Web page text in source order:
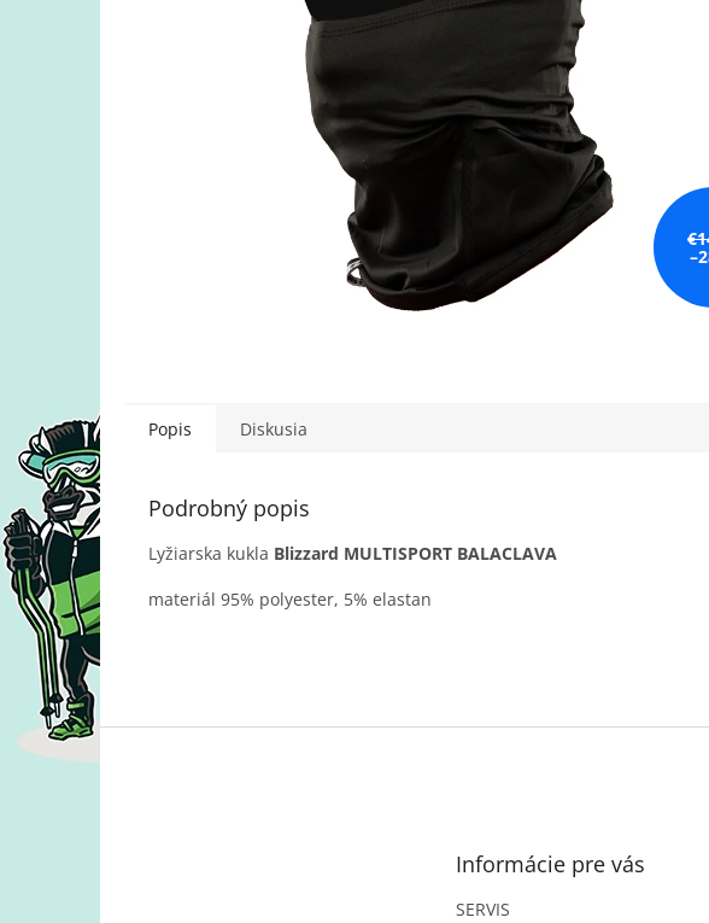
Popis Diskusia
Podrobný popis
Lyžiarska kukla Blizzard MULTISPORT BALACLAVA
materiál 95% polyester, 5% elastan
Informácie pre vás
SERVIS